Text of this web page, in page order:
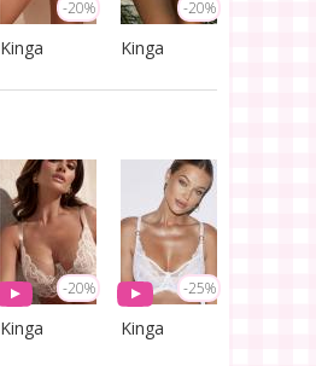
-20%
Kinga
-20%
Kinga
-20%
Kinga
-25%
Kinga